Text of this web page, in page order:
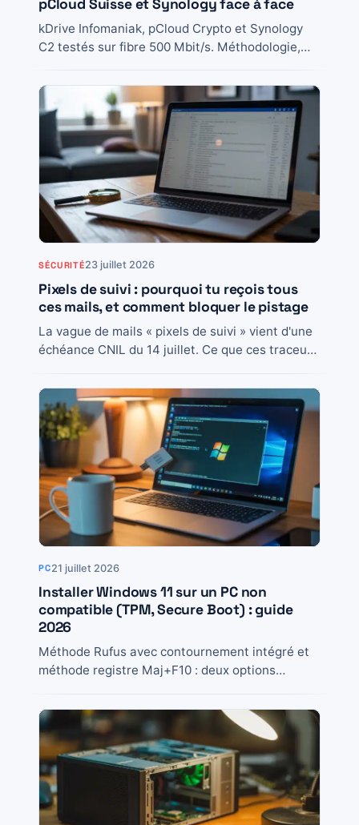
pCloud Suisse et Synology face à face
kDrive Infomaniak, pCloud Crypto et Synology
C2 testés sur fibre 500 Mbit/s. Méthodologie,
final.
SÉCURITÉ23 juillet 2026
Pixels de suivi : pourquoi tu reçois tous
ces mails, et comment bloquer le pistage
La vague de mails « pixels de suivi » vient d'une
échéance CNIL du 14 juillet. Ce que ces traceurs
PC21 juillet 2026
Installer Windows 11 sur un PC non
compatible (TPM, Secure Boot) : guide
2026
Méthode Rufus avec contournement intégré et
méthode registre Maj+F10 : deux options
officiellement non...